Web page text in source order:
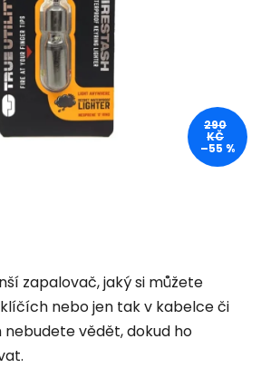
zapalovač, jaký si můžete
nebo jen tak v kabelce či
vědět, dokud ho
290
KČ
–55 %